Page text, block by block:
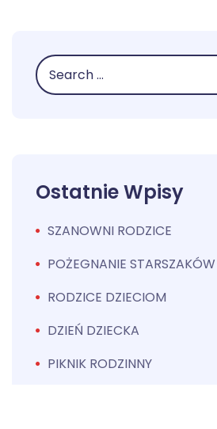
Ostatnie Wpisy
SZANOWNI RODZICE
POŻEGNANIE STARSZAKÓW
RODZICE DZIECIOM
DZIEŃ DZIECKA
PIKNIK RODZINNY